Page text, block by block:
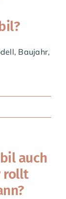
Baujahr,
auch
rollt